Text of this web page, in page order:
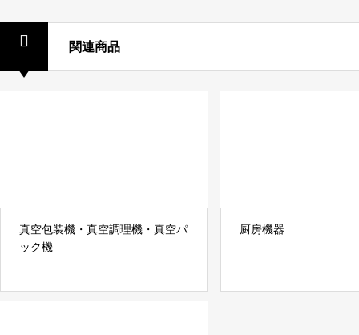
関連商品
真空包装機・真空調理機・真空パ
ック機
厨房機器